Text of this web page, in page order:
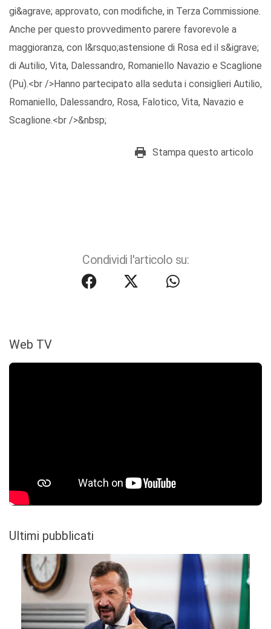
gi&agrave; approvato, con modifiche, in Terza Commissione.
Anche per questo provvedimento parere favorevole a
maggioranza, con l&rsquo;astensione di Rosa ed il s&igrave;
di Autilio, Vita, Dalessandro, Romaniello Navazio e Scaglione
(Pu).<br />Hanno partecipato alla seduta i consiglieri Autilio,
Romaniello, Dalessandro, Rosa, Falotico, Vita, Navazio e
Scaglione.<br />&nbsp;
Stampa questo articolo
Condividi l'articolo su:
Web TV
Ultimi pubblicati